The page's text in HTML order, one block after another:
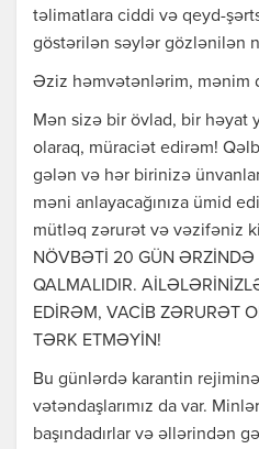
təlimatlara ciddi və qeyd-
göstərilən səylər gözlənilən
Əziz həmvətənlərim, mənim
Mən sizə bir övlad, bir həyat
olaraq, müraciət edirəm!
gələn və hər birinizə
məni anlayacağınıza ümid
mütləq zərurət və vəzifəniz
NÖVBƏTİ 20 GÜN ƏRZİNDƏ
QALMALIDIR.
EDİRƏM, VACİB ZƏRURƏT
TƏRK ETMƏYİN!
Bu günlərdə karantin
vətəndaşlarımız da var.
başındadırlar və əllərindən